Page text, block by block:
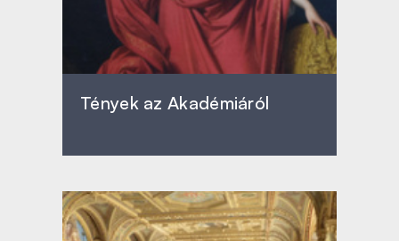
Tények az Akadémiáról